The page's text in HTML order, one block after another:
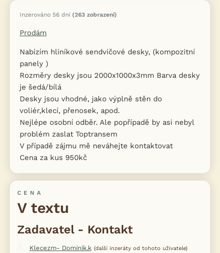
Inzerováno 56 dní (263 zobrazení)
Prodám
Nabízím hliníkové sendvičové desky, (kompozitní
panely )
Rozměry desky jsou 2000x1000x3mm Barva desky
je šedá/bílá
Desky jsou vhodné, jako výplně stěn do
voliér,klecí, přenosek, apod.
Nejlépe osobní odběr. Ale popřípadě by asi nebyl
problém zaslat Toptransem
V případě zájmu mě neváhejte kontaktovat
Cena za kus 950kč
CENA
V textu
Zadavatel - Kontakt
Klecezm- Dominik.k (další inzeráty od tohoto uživatele)